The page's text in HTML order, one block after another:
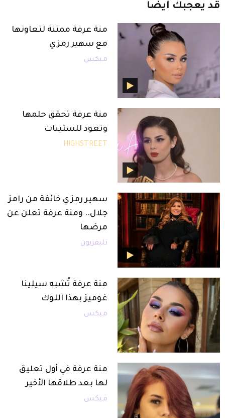
قد يعجبك أيضاً
منة عرفة ممتنة لتعاونها
مع سهير رمزي
ميكس
منة عرفة تحقق حلمها
وتعود للستينات
HIGHSTREET
سهير رمزي خائفة من رامز
جلال.. ومنة عرفة تعلن عن
مرضها
تليفزيون
منة عرفة تُشبه سيلينا
غوميز بهذا اللوك
ميكس
منة عرفة في أول تعليق
لها بعد طلاقها الأخير
ميكس